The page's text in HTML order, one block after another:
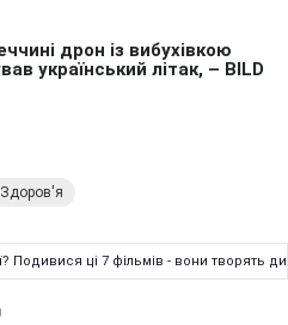
Здоров'я
Подивися ці 7 фільмів - вони творять